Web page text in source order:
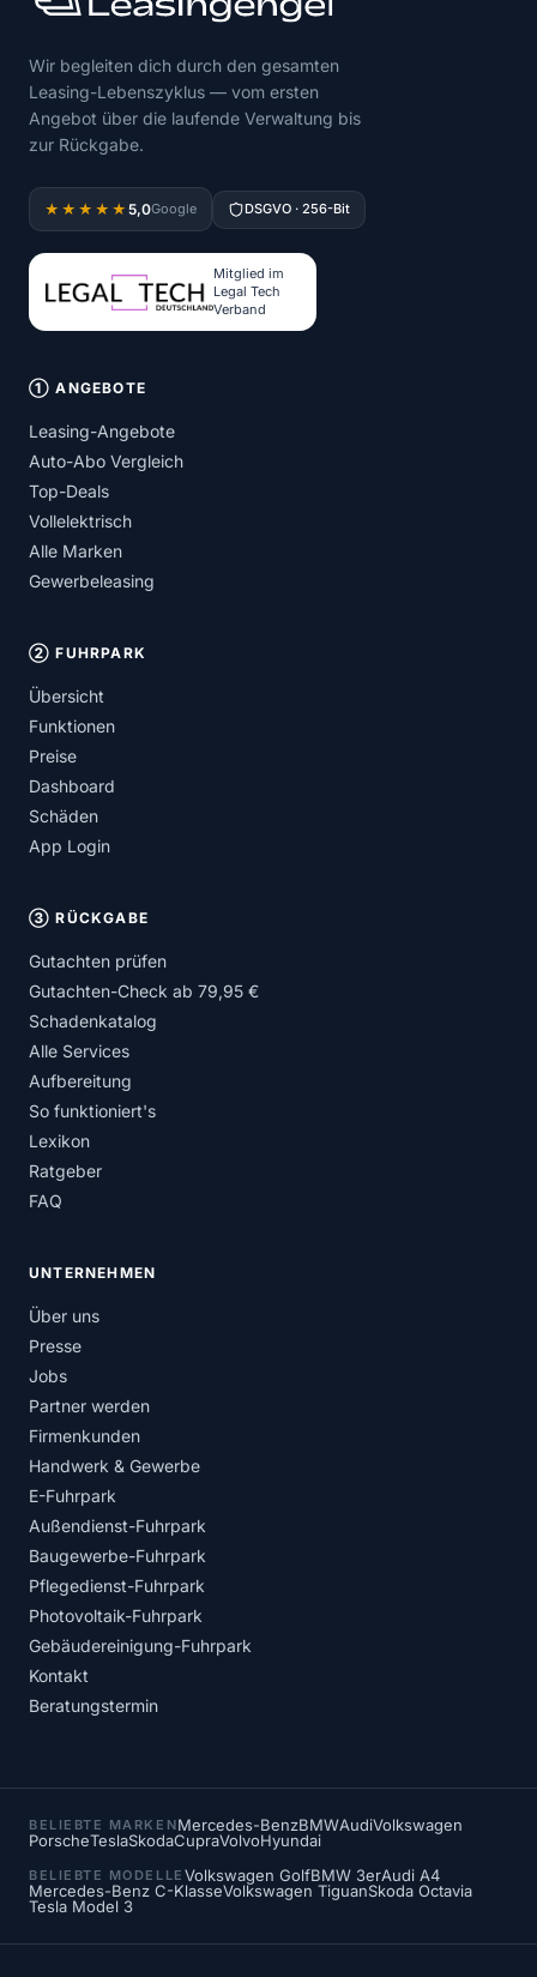
Wir begleiten dich durch den gesamten
Leasing-Lebenszyklus — vom ersten
Angebot über die laufende Verwaltung bis
zur Rückgabe.
★★★★★ 5,0Google DSGVO · 256-Bit
Mitglied im
Legal Tech
Verband
① ANGEBOTE
Leasing-Angebote
Auto-Abo Vergleich
Top-Deals
Vollelektrisch
Alle Marken
Gewerbeleasing
② FUHRPARK
Übersicht
Funktionen
Preise
Dashboard
Schäden
App Login
③ RÜCKGABE
Gutachten prüfen
Gutachten-Check ab 79,95 €
Schadenkatalog
Alle Services
Aufbereitung
So funktioniert's
Lexikon
Ratgeber
FAQ
UNTERNEHMEN
Über uns
Presse
Jobs
Partner werden
Firmenkunden
Handwerk & Gewerbe
E-Fuhrpark
Außendienst-Fuhrpark
Baugewerbe-Fuhrpark
Pflegedienst-Fuhrpark
Photovoltaik-Fuhrpark
Gebäudereinigung-Fuhrpark
Kontakt
Beratungstermin
BELIEBTE MARKENMercedes-BenzBMWAudiVolkswagen
PorscheTeslaSkodaCupraVolvoHyundai
BELIEBTE MODELLE Volkswagen GolfBMW 3erAudi A4
Mercedes-Benz C-KlasseVolkswagen TiguanSkoda Octavia
Tesla Model 3